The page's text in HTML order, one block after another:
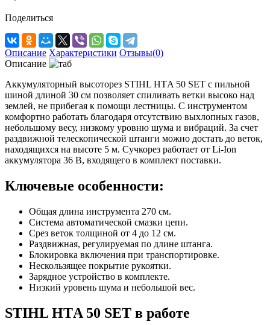
Поделиться
Описание Характеристики Отзывы(0)
Описание
Аккумуляторный высоторез STIHL НТA 50 SET с пильной
шиной длиной 30 см позволяет спиливать ветки высоко над
землей, не прибегая к помощи лестницы. С инструментом
комфортно работать благодаря отсутствию выхлопных газов,
небольшому весу, низкому уровню шума и вибраций. За счет
раздвижной телескопической штанги можно достать до веток,
находящихся на высоте 5 м. Сучкорез работает от Li-Ion
аккумулятора 36 В, входящего в комплект поставки.
Ключевые особенности:
Общая длина инструмента 270 см.
Система автоматической смазки цепи.
Срез веток толщиной от 4 до 12 см.
Раздвижная, регулируемая по длине штанга.
Блокировка включения при транспортировке.
Нескользящее покрытие рукоятки.
Зарядное устройство в комплекте.
Низкий уровень шума и небольшой вес.
STIHL НТA 50 SET в работе